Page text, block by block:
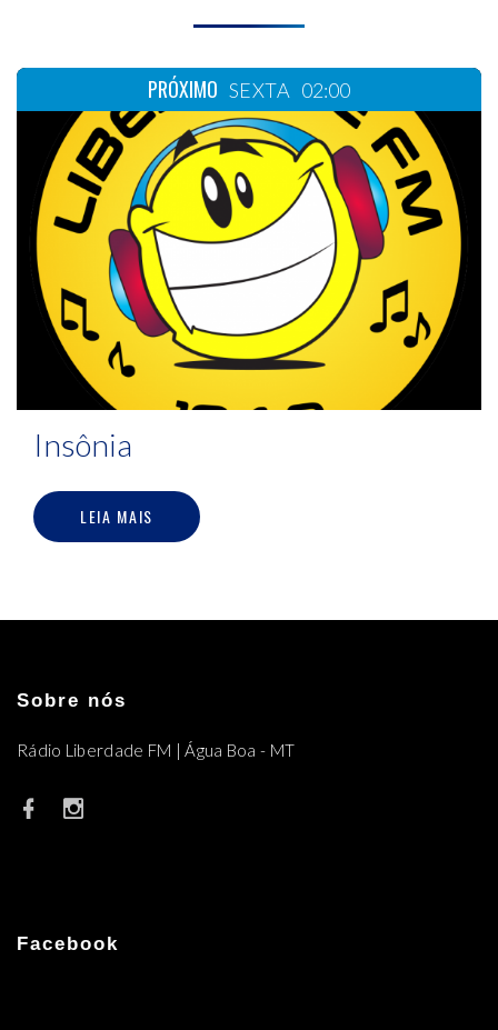
PRÓXIMO SEXTA 02:00
Insônia
LEIA MAIS
Sobre nós
Rádio Liberdade FM | Água Boa - MT
Facebook